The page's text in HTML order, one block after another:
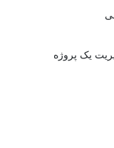
یک پروژه